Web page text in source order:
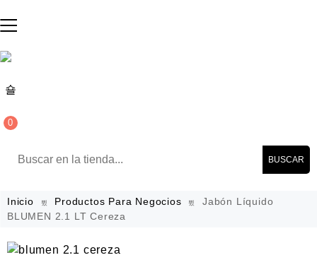
0
BUSCAR
Inicio Productos Para Negocios
Jabón Líquido
BLUMEN 2.1 LT Cereza